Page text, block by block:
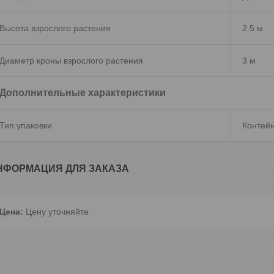
Высота взрослого растения 2.5 м
Диаметр кроны взрослого растения 3 м
Дополнительные характеристики
Тип упаковки
ДЛЯ ЗАКАЗА
Цена: Цену уточняйте